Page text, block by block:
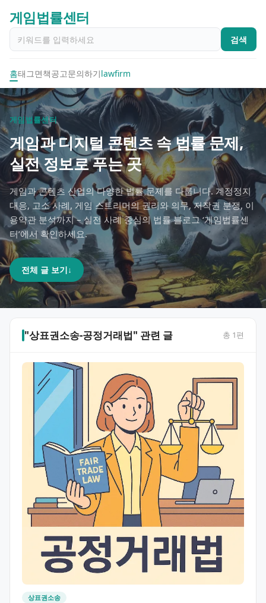
게임법률센터
검색
홈태그면책공고문의하기lawfirm
게임법률센터
게임과 디지털 콘텐츠 속 법률 문제,
실전 정보로 푸는 곳
게임과 콘텐츠 산업의 다양한 법률 문제를 다룹니다. 계정정지
대응, 고소 사례, 게임 스트리머의 권리와 의무, 저작권 분쟁, 이
용약관 분석까지 – 실전 사례 중심의 법률 블로그 ‘게임법률센
터’에서 확인하세요.
전체 글 보기↓
"상표권소송-공정거래법" 관련 글 총 1편
상표권소송